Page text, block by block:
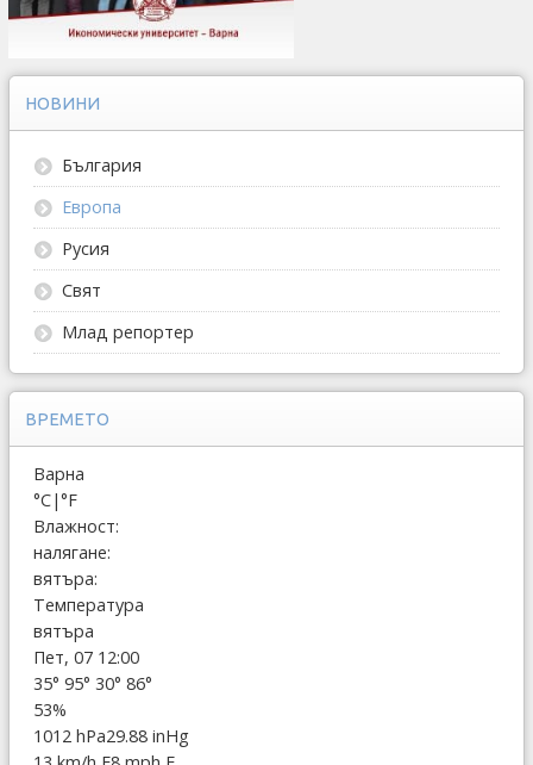
НОВИНИ
България
Европа
Русия
Свят
Млад репортер
ВРЕМЕТО
Варна
°C|°F
Влажност:
налягане:
вятъра:
Температура
вятъра
Пет, 07 12:00
35° 95° 30° 86°
53%
1012 hPa29.88 inHg